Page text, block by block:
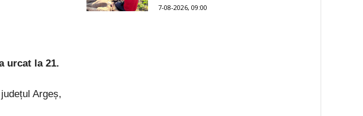
urcat la 21.
Argeș,
7-08-2026, 09:00